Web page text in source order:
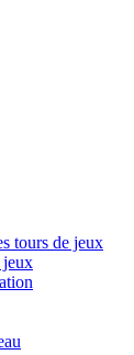
tours de jeux
jeux